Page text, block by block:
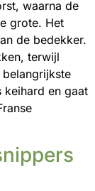
waarna de
grote. Het
de bedekker.
terwijl
keihard en gaat